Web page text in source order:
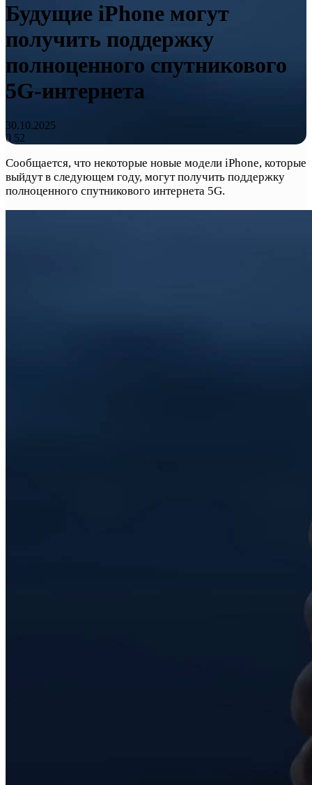
Будущие iPhone могут
получить поддержку
полноценного спутникового
5G-интернета
30.10.2025
0 52
Сообщается, что некоторые новые модели iPhone, которые
выйдут в следующем году, могут получить поддержку
полноценного спутникового интернета 5G.